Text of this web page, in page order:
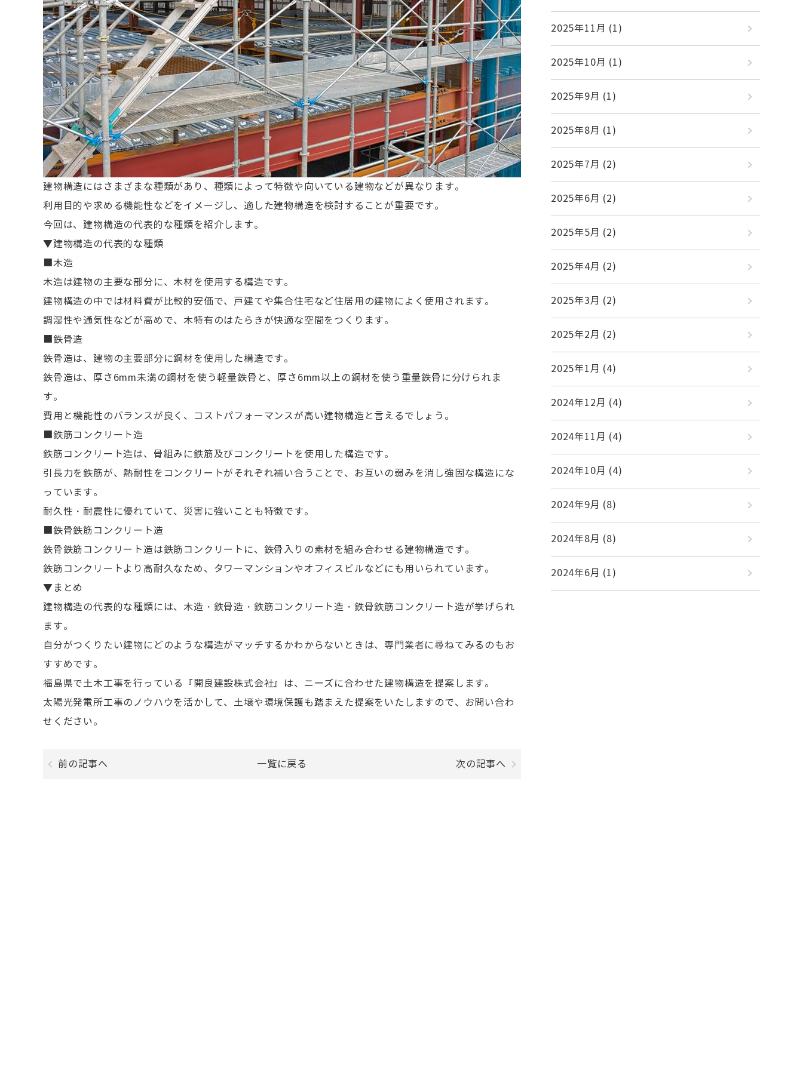
建物構造にはさまざまな種類があり、種類によって特徴や向いている建物などが異なります。
利用目的や求める機能性などをイメージし、適した建物構造を検討することが重要です。
今回は、建物構造の代表的な種類を紹介します。
▼建物構造の代表的な種類
■木造
木造は建物の主要な部分に、木材を使用する構造です。
建物構造の中では材料費が比較的安価で、戸建てや集合住宅など住居用の建物によく使用されます。
調湿性や通気性などが高めで、木特有のはたらきが快適な空間をつくります。
■鉄骨造
鉄骨造は、建物の主要部分に鋼材を使用した構造です。
鉄骨造は、厚さ6mm未満の鋼材を使う軽量鉄骨と、厚さ6mm以上の鋼材を使う重量鉄骨に分けられま
す。
費用と機能性のバランスが良く、コストパフォーマンスが高い建物構造と言えるでしょう。
■鉄筋コンクリート造
鉄筋コンクリート造は、骨組みに鉄筋及びコンクリートを使用した構造です。
引長力を鉄筋が、熱耐性をコンクリートがそれぞれ補い合うことで、お互いの弱みを消し強固な構造にな
っています。
耐久性・耐震性に優れていて、災害に強いことも特徴です。
■鉄骨鉄筋コンクリート造
鉄骨鉄筋コンクリート造は鉄筋コンクリートに、鉄骨入りの素材を組み合わせる建物構造です。
鉄筋コンクリートより高耐久なため、タワーマンションやオフィスビルなどにも用いられています。
▼まとめ
建物構造の代表的な種類には、木造・鉄骨造・鉄筋コンクリート造・鉄骨鉄筋コンクリート造が挙げられ
ます。
自分がつくりたい建物にどのような構造がマッチするかわからないときは、専門業者に尋ねてみるのもお
すすめです。
福島県で土木工事を行っている『開良建設株式会社』は、ニーズに合わせた建物構造を提案します。
太陽光発電所工事のノウハウを活かして、土壌や環境保護も踏まえた提案をいたしますので、お問い合わ
せください。
前の記事へ 一覧に戻る 次の記事へ
2025年11月 (1)
2025年10月 (1)
2025年9月 (1)
2025年8月 (1)
2025年7月 (2)
2025年6月 (2)
2025年5月 (2)
2025年4月 (2)
2025年3月 (2)
2025年2月 (2)
2025年1月 (4)
2024年12月 (4)
2024年11月 (4)
2024年10月 (4)
2024年9月 (8)
2024年8月 (8)
2024年6月 (1)